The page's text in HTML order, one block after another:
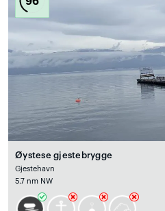
Øystese gjestebrygge
Gjestehavn
5.7 nm NW